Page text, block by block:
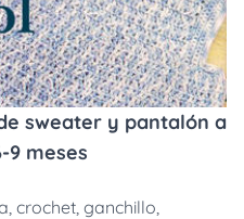
sweater y pantalón a
9 meses
, crochet, ganchillo,